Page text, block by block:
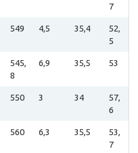
7
549 4,5 35,4
52,
5
545,
8
6,9 35,5 53
550 3 34
57,
6
560 6,3 35,5
53,
7